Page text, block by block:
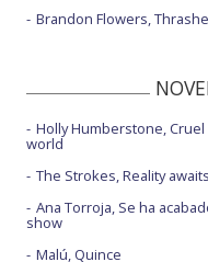
Brandon Flowers,
Holly Humberstone, Cruel
world
The Strokes, Reality awaits
Ana Torroja, Se ha
show
Malú, Quince